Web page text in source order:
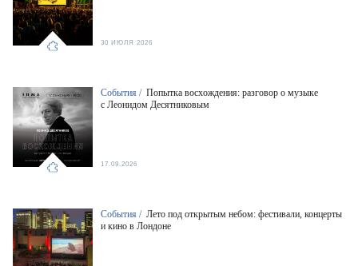
30 ИЮЛЯ 2026
События / Попытка восхождения: разговор о музыке
с Леонидом Десятниковым
17.09.2026
События / Лето под открытым небом: фестивали, концерты
и кино в Лондоне